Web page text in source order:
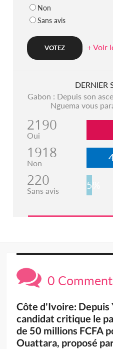
Non
Sans avis
+ Voir
DERNIER
Gabon : Depuis son
Nguema vous
2190
Oui
1918
Non
220
Sans avis 5%
0
Côte d'Ivoire: Depuis
candidat critique le
de 50 millions FCFA
Ouattara, proposé